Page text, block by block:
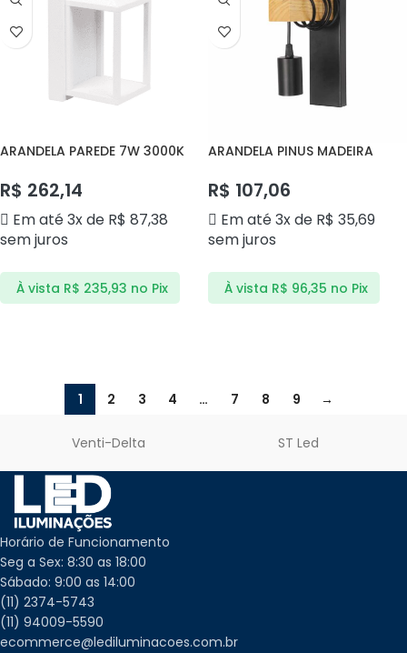
ARANDELA PAREDE 7W 3000K
R$ 262,14
Em até 3x de R$ 87,38
sem juros
À vista R$ 235,93 no Pix
ARANDELA PINUS MADEIRA
R$ 107,06
Em até 3x de R$ 35,69
sem juros
À vista R$ 96,35 no Pix
1 2 3 4 … 7 8 9 →
Venti-Delta ST Led
Horário de Funcionamento
Seg a Sex: 8:30 as 18:00
Sábado: 9:00 as 14:00
(11) 2374-5743
(11) 94009-5590
ecommerce@lediluminacoes.com.br